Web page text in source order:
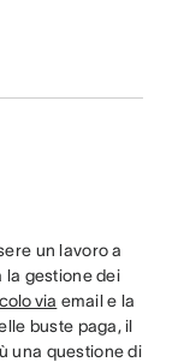
un lavoro a
la gestione dei
via email e la
buste paga, il
una questione di